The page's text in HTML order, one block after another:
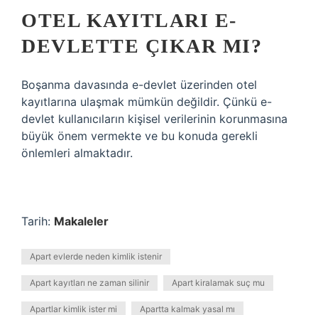
OTEL KAYITLARI E-
DEVLETTE ÇIKAR MI?
Boşanma davasında e-devlet üzerinden otel
kayıtlarına ulaşmak mümkün değildir. Çünkü e-
devlet kullanıcıların kişisel verilerinin korunmasına
büyük önem vermekte ve bu konuda gerekli
önlemleri almaktadır.
Tarih: Makaleler
Apart evlerde neden kimlik istenir
Apart kayıtları ne zaman silinir Apart kiralamak suç mu
Apartlar kimlik ister mi Apartta kalmak yasal mı